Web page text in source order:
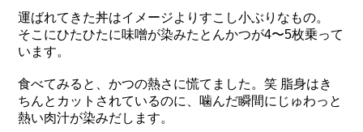
運ばれてきた丼はイメージよりすこし小ぶりなもの。
そこにひたひたに味噌が染みたとんかつが4〜5枚乗って
います。
食べてみると、かつの熱さに慌てました。笑 脂身はき
ちんとカットされているのに、噛んだ瞬間にじゅわっと
熱い肉汁が染みだします。